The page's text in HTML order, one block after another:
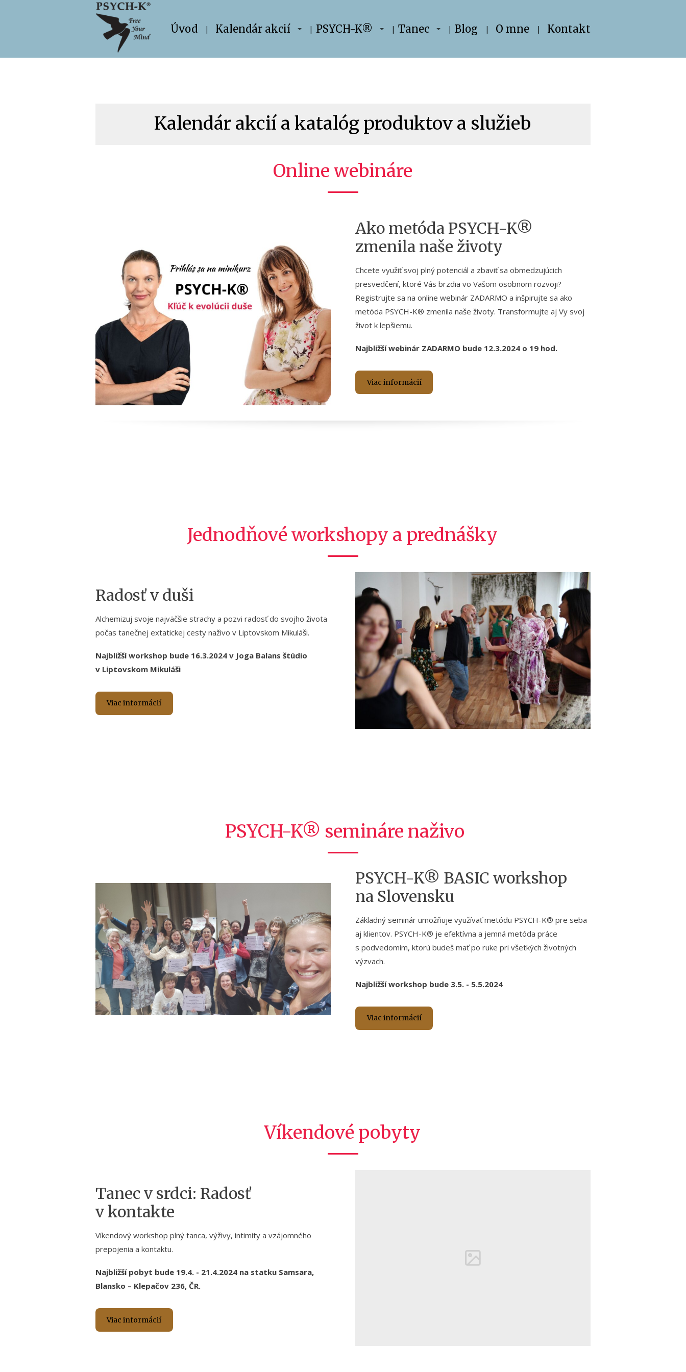
Úvod Kalendár akcií PSYCH-K® Tanec Blog O mne Kontakt
Kalendár akcií a katalóg produktov a služieb
Online webináre
Ako metóda PSYCH-K®
zmenila naše životy
Chcete využiť svoj plný potenciál a zbaviť sa obmedzujúcich
presvedčení, ktoré Vás brzdia vo Vašom osobnom rozvoji?
Registrujte sa na online webinár ZADARMO a inšpirujte sa ako
metóda PSYCH-K® zmenila naše životy. Transformujte aj Vy svoj
život k lepšiemu.
Najbližší webinár ZADARMO bude 12.3.2024 o 19 hod.
Viac informácií
Jednodňové workshopy a prednášky
Radosť v duši
Alchemizuj svoje najväčšie strachy a pozvi radosť do svojho života
počas tanečnej extatickej cesty naživo v Liptovskom Mikuláši.
Najbližší workshop bude 16.3.2024 v Joga Balans štúdio
v Liptovskom Mikuláši
Viac informácií
PSYCH-K® semináre naživo
PSYCH-K® BASIC workshop
na Slovensku
Základný seminár umožňuje využívať metódu PSYCH-K® pre seba
aj klientov. PSYCH-K® je efektívna a jemná metóda práce
s podvedomím, ktorú budeš mať po ruke pri všetkých životných
výzvach.
Najbližší workshop bude 3.5. - 5.5.2024
Viac informácií
Víkendové pobyty
Tanec v srdci: Radosť
v kontakte
Víkendový workshop plný tanca, výživy, intimity a vzájomného
prepojenia a kontaktu.
Najbližší pobyt bude 19.4. - 21.4.2024 na statku Samsara,
Blansko – Klepačov 236, ČR.
Viac informácií